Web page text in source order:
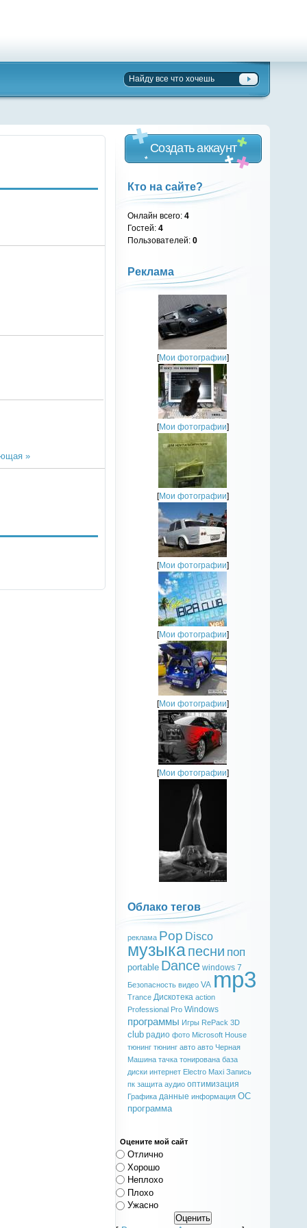
»
Создать аккаунт
Кто на сайте?
Онлайн всего:4
Гостей:4
Пользователей:0
Реклама
[Мои фотографии]
[Мои фотографии]
[Мои фотографии]
[Мои фотографии]
[Мои фотографии]
[Мои фотографии]
[Мои фотографии]
Облако тегов
реклама Pop Disco
музыкапесни поп
portable Dance windows 7
Безопасность видео VA mp3
Trance Дискотека action
Professional Pro Windows
программы Игры RePack 3D
club радио фото Microsoft House
тюнинг тюнинг авто авто Черная
Машина тачка тонирована база
диски интернет Electro Maxi Запись
пк защита аудио оптимизация
Графика данные информация ОС
программа
Оцените мой сайт
Отлично
Хорошо
Неплохо
Плохо
Ужасно